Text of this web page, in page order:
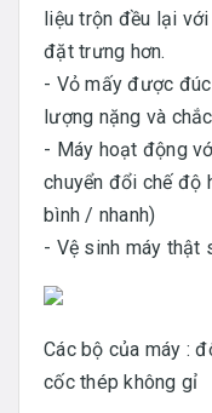
liệu trộn đều lại
đặt trưng hơn.
- Vỏ mấy được
lượng nặng và
- Máy hoạt động
chuyển đổi chế độ
bình / nhanh)
- Vệ sinh máy thật
Các bộ của máy :
cốc thép không gỉ